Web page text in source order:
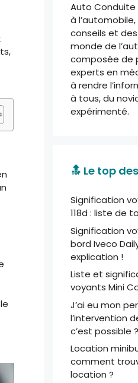
Auto
à
conseils et
monde de
composée de
experts en
à rendre
à tous, du
expérimenté.
🔝 Le top
Signification
118d : liste de
Signification
bord Iveco
explication !
Liste et
voyants Mini
J’ai eu mon
l’intervention
c’est possible ?
Location
comment
location ?